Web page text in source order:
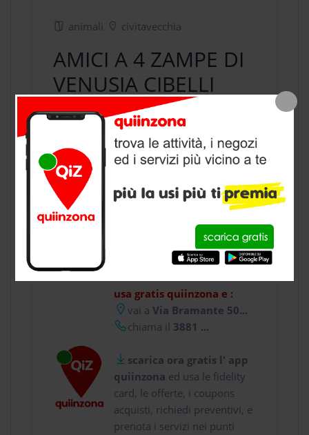
animali civitavecchia
AMICI A 4 ZAMPE DI
VENUSIA CIBELLI
negozio animalia Civitavecchia,
provincia di Roma
CONTATTI
usa gratis quiinzona e :
vai aVia Bramante 50...
chiama il 3881 ...
scarica ora gratis l' app
quiinzona ed usa le fidelity
card, le offerte, i coupons
acquisti, richiedi preventivi, e
prenota i servizi nei punti